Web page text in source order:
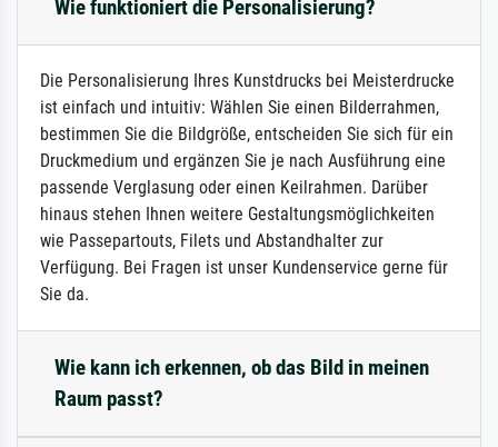
Wie funktioniert die Personalisierung?
Die Personalisierung Ihres Kunstdrucks bei Meisterdrucke
ist einfach und intuitiv: Wählen Sie einen Bilderrahmen,
bestimmen Sie die Bildgröße, entscheiden Sie sich für ein
Druckmedium und ergänzen Sie je nach Ausführung eine
passende Verglasung oder einen Keilrahmen. Darüber
hinaus stehen Ihnen weitere Gestaltungsmöglichkeiten
wie Passepartouts, Filets und Abstandhalter zur
Verfügung. Bei Fragen ist unser Kundenservice gerne für
Sie da.
Wie kann ich erkennen, ob das Bild in meinen
Raum passt?